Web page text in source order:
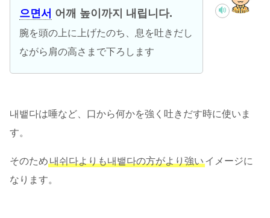
으면서 어깨 높이까지 내립니다.
腕を頭の上に上げたのち、息を吐きだし
ながら肩の高さまで下ろします
내뱉다は唾など、口から何かを強く吐きだす時に使いま
す。
そのため 내쉬다よりも내뱉다の方がより強い イメージに
なります。